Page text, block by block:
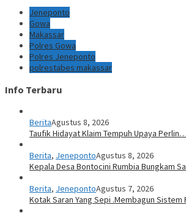
Jeneponto
Gowa
Makassar
Polres Gowa
Polres Jeneponto
polrestabes makassar
Info Terbaru
BeritaAgustus 8, 2026
Taufik Hidayat Klaim Tempuh Upaya Perlin…
Berita, JenepontoAgustus 8, 2026
Kepala Desa Bontocini Rumbia Bungkam
Berita, JenepontoAgustus 7, 2026
Kotak Saran Yang Sepi .Membagun Sistem